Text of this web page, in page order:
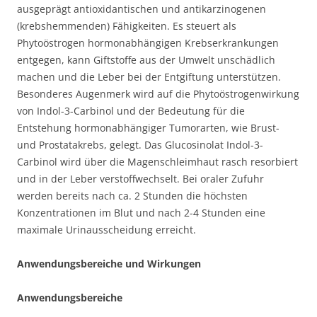
ausgeprägt antioxidantischen und antikarzinogenen
(krebshemmenden) Fähigkeiten. Es steuert als
Phytoöstrogen hormonabhängigen Krebserkrankungen
entgegen, kann Giftstoffe aus der Umwelt unschädlich
machen und die Leber bei der Entgiftung unterstützen.
Besonderes Augenmerk wird auf die Phytoöstrogenwirkung
von Indol-3-Carbinol und der Bedeutung für die
Entstehung hormonabhängiger Tumorarten, wie Brust-
und Prostatakrebs, gelegt. Das Glucosinolat Indol-3-
Carbinol wird über die Magenschleimhaut rasch resorbiert
und in der Leber verstoffwechselt. Bei oraler Zufuhr
werden bereits nach ca. 2 Stunden die höchsten
Konzentrationen im Blut und nach 2-4 Stunden eine
maximale Urinausscheidung erreicht.
Anwendungsbereiche und Wirkungen
Anwendungsbereiche